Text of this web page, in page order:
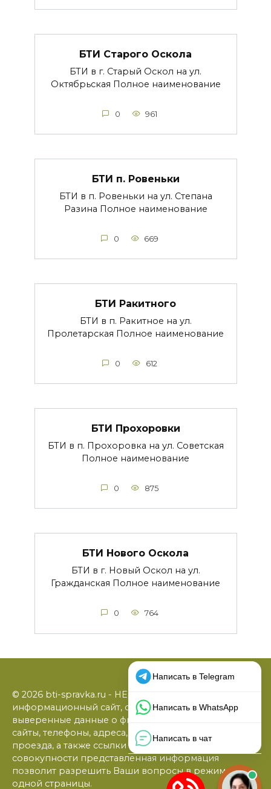
БТИ Старого Оскола
БТИ в г. Старый Оскол на ул.
Октябрьская Полное наименование
0 961
БТИ п. Ровеньки
БТИ в п. Ровеньки на ул. Степана
Разина Полное наименование
0 669
БТИ Ракитного
БТИ в п. Ракитное на ул.
Пролетарская Полное наименование
0 612
БТИ Прохоровки
БТИ в п. Прохоровка на ул. Советская
Полное наименование
0 875
БТИ Нового Оскола
БТИ в г. Новый Оскол на ул.
Гражданская Полное наименование
0 764
© 2026 bti-spravka.ru - НЕофициальный
информационный сайт, содержащий открытые
выверенные данные о филиалах БТИ: официальные
сайты, телефоны, адреса, графики работы, схемы
проезда, а также ссылки на юридические фирмы. В
совокупности представленная информация
позволит разрешить Ваши вопросы в режиме
одной страницы.